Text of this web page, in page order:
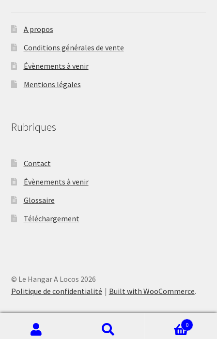
A propos
Conditions générales de vente
Évènements à venir
Mentions légales
Rubriques
Contact
Évènements à venir
Glossaire
Téléchargement
© Le Hangar A Locos 2026
Politique de confidentialité
Built with WooCommerce.
Recherche
Recherche
0